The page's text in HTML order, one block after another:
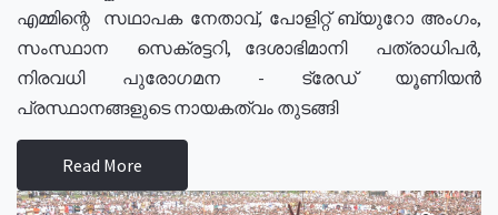
എമ്മിന്റെ സഥാപക നേതാവ്, പോളിറ്റ് ബ്യുറോ അംഗം,
സംസ്ഥാന സെക്രട്ടറി, ദേശാഭിമാനി പത്രാധിപർ,
നിരവധി പുരോഗമന - ട്രേഡ് യൂണിയൻ
പ്രസ്ഥാനങ്ങളുടെ നായകത്വം തുടങ്ങി
Read More